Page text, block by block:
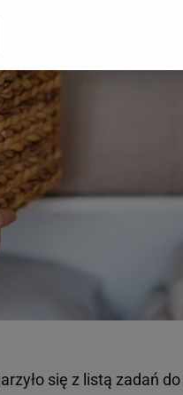
się z listą zadań
zainstalowanie i
do zarządzania twoimi
serwisu i przechodząc do
ustawień przeglądarki.
przetwarzać dane
Aktywne skanowanie
dostęp do nich.
Zaufanych Partnerów